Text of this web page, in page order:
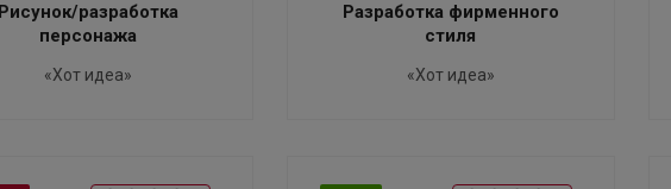
разработка
персонажа
«Хот идеа»
Разработка фирменного
стиля
«Хот идеа»